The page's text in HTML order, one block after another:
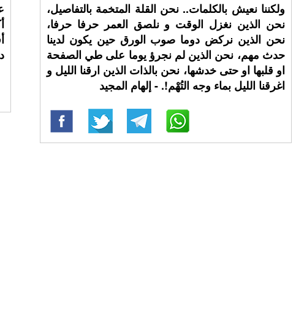
ولكننا نعيش بالكلمات.. نحن القلة المتخمة بالتفاصيل،
نحن الذين نغزل الوقت و نلصق العمر حرفا حرفا،
نحن الذين نركض دوما صوب الورق حين يكون لدينا
حدث مهم، نحن الذين لم نجرؤ يوما على طي الصفحة
او قلبها او حتى خدشها، نحن بالذات الذين ارقنا الليل و
اغرقنا الليل بماء وجه التُهْم!. - إلهام المجيد